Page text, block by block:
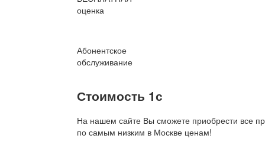
оценка
Абонентское
обслуживание
Стоимость 1с
На нашем сайте Вы сможете приобрести все
по самым низким в Москве ценам!